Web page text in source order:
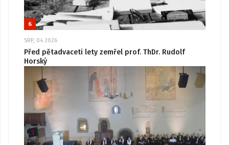
6
SRP, 04 2026
Před pětadvaceti lety zemřel prof. ThDr. Rudolf
Horský